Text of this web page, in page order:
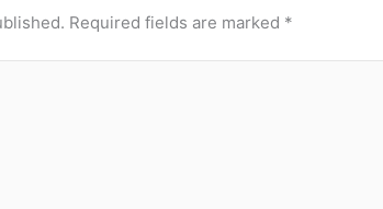
Required fields are marked *